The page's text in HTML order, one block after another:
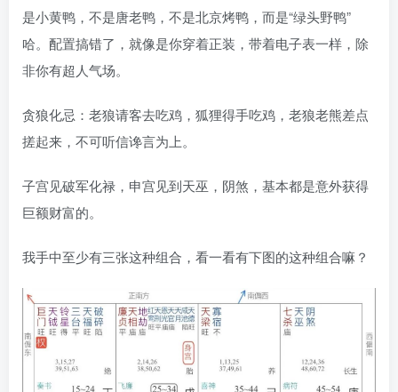
是小黄鸭，不是唐老鸭，不是北京烤鸭，而是“绿头野鸭”
哈。配置搞错了，就像是你穿着正装，带着电子表一样，除
非你有超人气场。
贪狼化忌：老狼请客去吃鸡，狐狸得手吃鸡，老狼老熊差点
搓起来，不可听信谗言为上。
子宫见破军化禄，申宫见到天巫，阴煞，基本都是意外获得
巨额财富的。
我手中至少有三张这种组合，看一看有下图的这种组合嘛？